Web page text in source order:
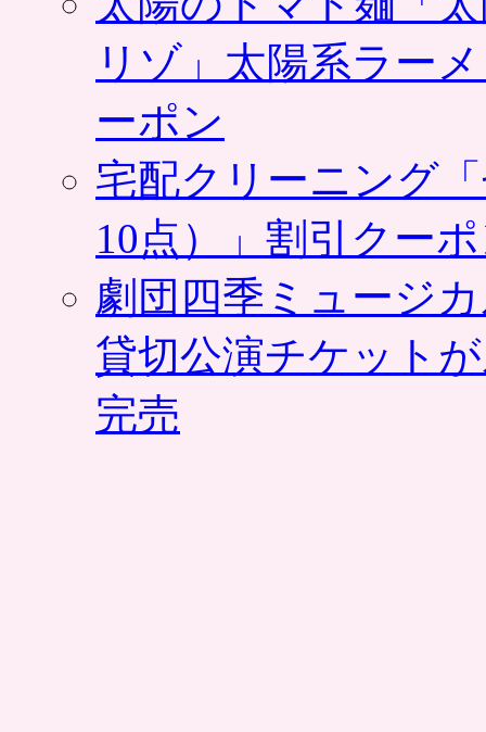
リゾ」太陽系ラー
ーポン
宅配クリーニング
10点）」割引クー
劇団四季ミュージ
貸切公演チケット
完売